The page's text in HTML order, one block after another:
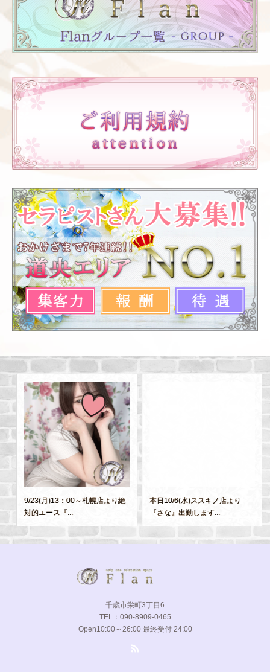
9/23(月)13：00～札幌店より絶
対的エース『...
本日10/6(水)ススキノ店より
『さな』出勤します...
千歳市栄町3丁目6
TEL：090-8909-0465
Open10:00～26:00 最終受付 24:00